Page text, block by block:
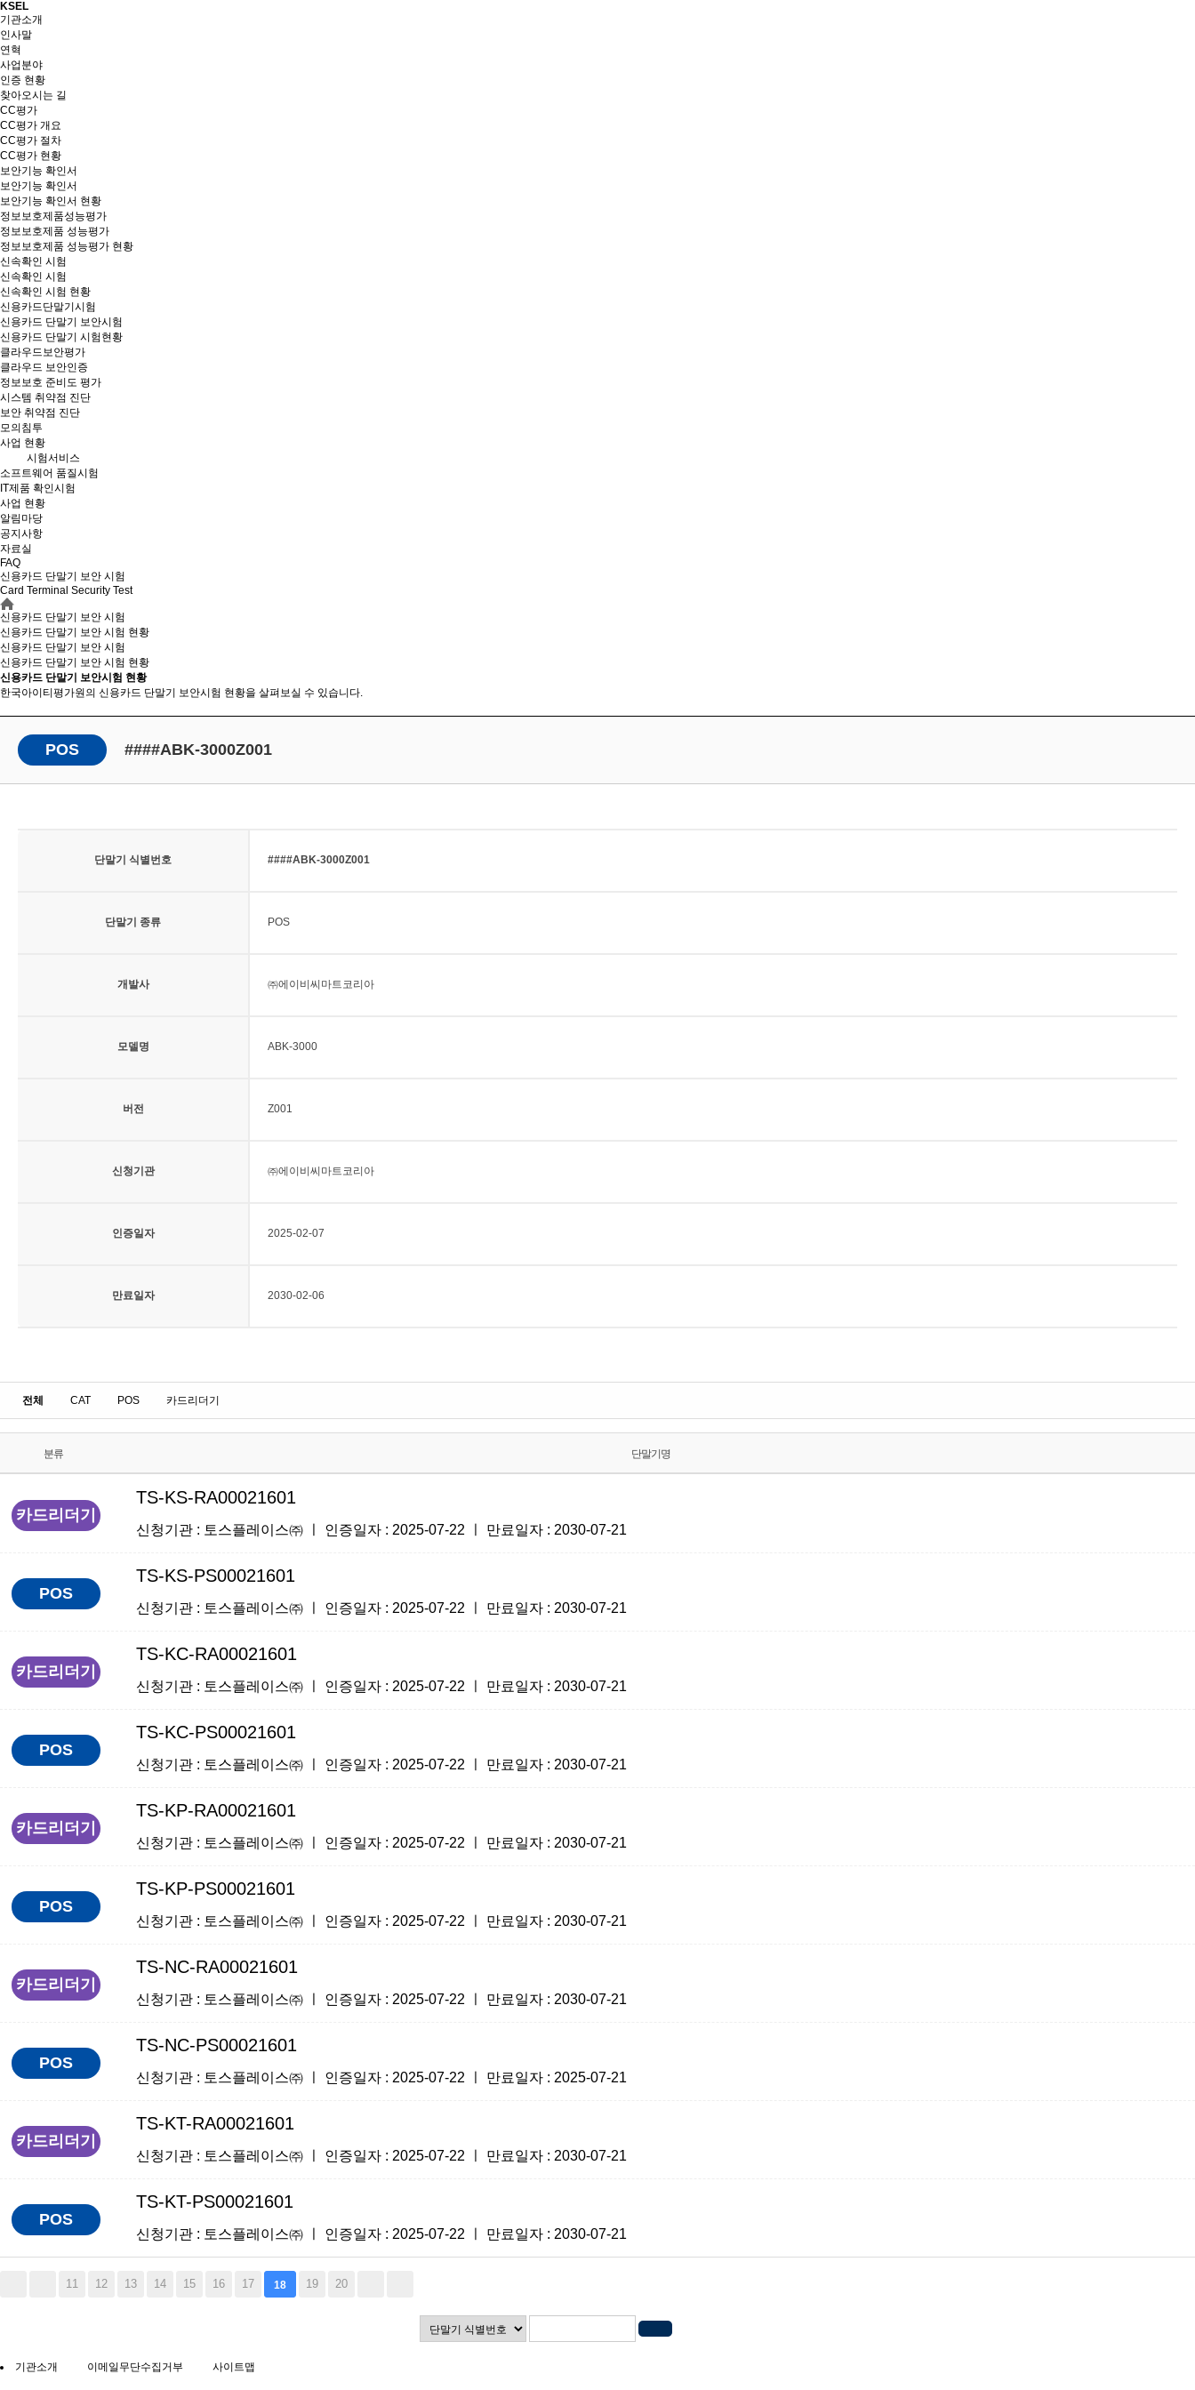
KSEL
기관소개
인사말
연혁
사업분야
인증 현황
찾아오시는 길
CC평가
CC평가 개요
CC평가 절차
CC평가 현황
보안기능 확인서
보안기능 확인서
보안기능 확인서 현황
정보보호제품성능평가
정보보호제품 성능평가
정보보호제품 성능평가 현황
신속확인 시험
신속확인 시험
신속확인 시험 현황
신용카드단말기시험
신용카드 단말기 보안시험
신용카드 단말기 시험현황
클라우드보안평가
클라우드 보안인증
정보보호 준비도 평가
시스템 취약점 진단
보안 취약점 진단
모의침투
사업 현황
시험서비스
소프트웨어 품질시험
IT제품 확인시험
사업 현황
알림마당
공지사항
자료실
FAQ
신용카드 단말기 보안 시험
Card Terminal Security Test
신용카드 단말기 보안 시험
신용카드 단말기 보안 시험 현황
신용카드 단말기 보안 시험
신용카드 단말기 보안 시험 현황
신용카드 단말기 보안시험 현황
한국아이티평가원의 신용카드 단말기 보안시험 현황을 살펴보실 수 있습니다.
POS ####ABK-3000Z001
단말기 식별번호 ####ABK-3000Z001
단말기 종류 POS
개발사 ㈜에이비씨마트코리아
모델명 ABK-3000
버전 Z001
신청기관 ㈜에이비씨마트코리아
인증일자 2025-02-07
만료일자 2030-02-06
전체 CAT POS 카드리더기
분류 단말기명
카드리더기
TS-KS-RA00021601
신청기관 : 토스플레이스㈜ ㅣ 인증일자 : 2025-07-22 ㅣ 만료일자 : 2030-07-21
POS
TS-KS-PS00021601
신청기관 : 토스플레이스㈜ ㅣ 인증일자 : 2025-07-22 ㅣ 만료일자 : 2030-07-21
카드리더기
TS-KC-RA00021601
신청기관 : 토스플레이스㈜ ㅣ 인증일자 : 2025-07-22 ㅣ 만료일자 : 2030-07-21
POS
TS-KC-PS00021601
신청기관 : 토스플레이스㈜ ㅣ 인증일자 : 2025-07-22 ㅣ 만료일자 : 2030-07-21
카드리더기
TS-KP-RA00021601
신청기관 : 토스플레이스㈜ ㅣ 인증일자 : 2025-07-22 ㅣ 만료일자 : 2030-07-21
POS
TS-KP-PS00021601
신청기관 : 토스플레이스㈜ ㅣ 인증일자 : 2025-07-22 ㅣ 만료일자 : 2030-07-21
카드리더기
TS-NC-RA00021601
신청기관 : 토스플레이스㈜ ㅣ 인증일자 : 2025-07-22 ㅣ 만료일자 : 2030-07-21
POS
TS-NC-PS00021601
신청기관 : 토스플레이스㈜ ㅣ 인증일자 : 2025-07-22 ㅣ 만료일자 : 2025-07-21
카드리더기
TS-KT-RA00021601
신청기관 : 토스플레이스㈜ ㅣ 인증일자 : 2025-07-22 ㅣ 만료일자 : 2030-07-21
POS
TS-KT-PS00021601
신청기관 : 토스플레이스㈜ ㅣ 인증일자 : 2025-07-22 ㅣ 만료일자 : 2030-07-21
11 12 13 14 15 16 17 18 19 20
기관소개 이메일무단수집거부 사이트맵